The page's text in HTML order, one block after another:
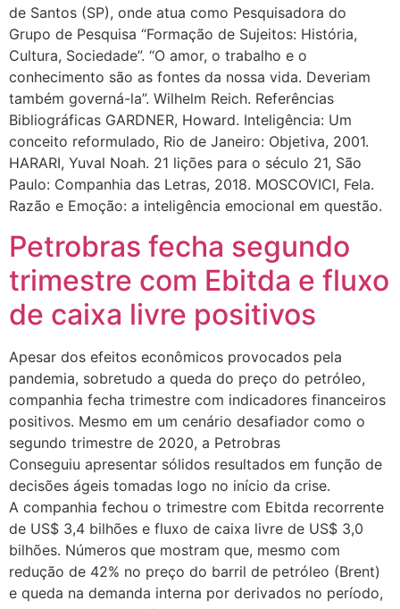
de Santos (SP), onde atua como Pesquisadora do
Grupo de Pesquisa “Formação de Sujeitos: História,
Cultura, Sociedade”. “O amor, o trabalho e o
conhecimento são as fontes da nossa vida. Deveriam
também governá-la”. Wilhelm Reich. Referências
Bibliográficas GARDNER, Howard. Inteligência: Um
conceito reformulado, Rio de Janeiro: Objetiva, 2001.
HARARI, Yuval Noah. 21 lições para o século 21, São
Paulo: Companhia das Letras, 2018. MOSCOVICI, Fela.
Razão e Emoção: a inteligência emocional em questão.
Petrobras fecha segundo
trimestre com Ebitda e fluxo
de caixa livre positivos
Apesar dos efeitos econômicos provocados pela
pandemia, sobretudo a queda do preço do petróleo,
companhia fecha trimestre com indicadores financeiros
positivos. Mesmo em um cenário desafiador como o
segundo trimestre de 2020, a Petrobras
Conseguiu apresentar sólidos resultados em função de
decisões ágeis tomadas logo no início da crise.
A companhia fechou o trimestre com Ebitda recorrente
de US$ 3,4 bilhões e fluxo de caixa livre de US$ 3,0
bilhões. Números que mostram que, mesmo com
redução de 42% no preço do barril de petróleo (Brent)
e queda na demanda interna por derivados no período,